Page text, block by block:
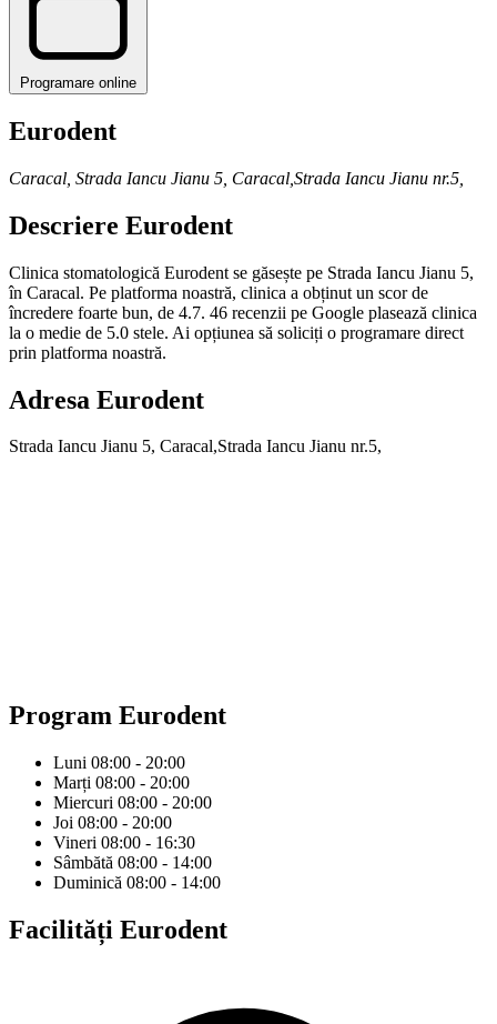
Programare online
Eurodent
Caracal Strada Iancu Jianu 5, Caracal,Strada Iancu Jianu nr.5,
Descriere Eurodent
Clinica stomatologică Eurodent se găsește pe Strada Iancu Jianu 5,
în Caracal. Pe platforma noastră, clinica a obținut un scor de
încredere foarte bun, de 4.7. 46 recenzii pe Google plasează clinica
la o medie de 5.0 stele. Ai opțiunea să soliciți o programare direct
prin platforma noastră.
Adresa Eurodent
Strada Iancu Jianu 5, Caracal,Strada Iancu Jianu nr.5,
Program Eurodent
Luni 08:00 - 20:00
Marți 08:00 - 20:00
Miercuri 08:00 - 20:00
Joi 08:00 - 20:00
Vineri 08:00 - 16:30
Sâmbătă 08:00 - 14:00
Duminică 08:00 - 14:00
Facilități Eurodent